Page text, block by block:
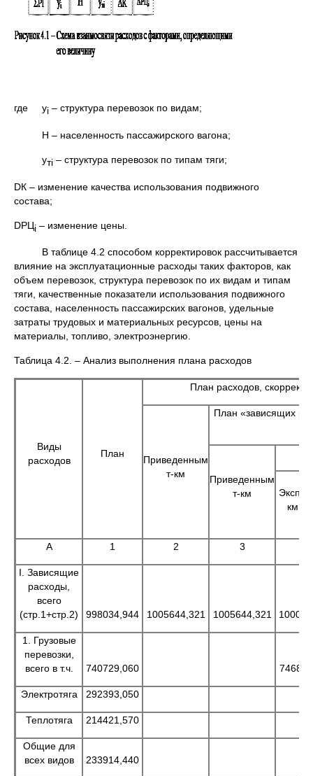
где yi – структура перевозок по видам;
Н – населенность пассажирского вагона;
yтi – структура перевозок по типам тяги;
DК – изменение качества использования подвижного
состава;
DРЦi – изменение цены.
В таблице 4.2 способом корректировок рассчитывается
влияние на эксплуатационные расходы таких факторов, как
объем перевозок, структура перевозок по их видам и типам
тяги, качественные показатели использования подвижного
состава, населенность пассажирских вагонов, удельные
затраты трудовых и материальных ресурсов, цены на
материалы, топливо, электроэнергию.
Таблица 4.2. – Анализ выполнения плана расходов
Виды
расходов
План
План расходов,
Приведенным
т-км
План «зависящих
Приведенным
т-км
км,
А 1 2 3
I. Зависящие
расходы,
всего
(стр.1+стр.2)
998034,944 1005644,321 1005644,321
1. Грузовые
перевозки,
всего в т.ч.
740729,060
Электротяга 292393,050
Теплотяга 214421,570
Общие для
всех видов
233914,440